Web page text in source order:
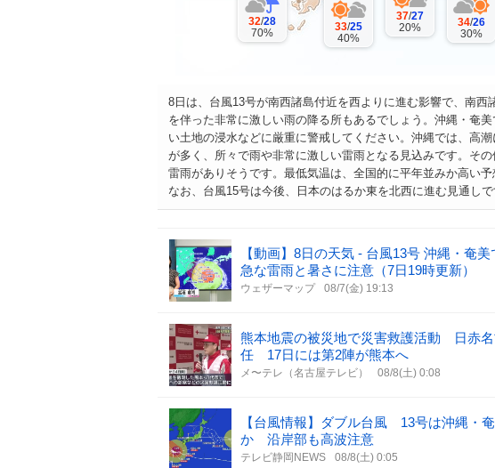
34/26
30%
37/27
20%
33/25
40%
32/28
70%
8日は、台風13号が南西諸島付近を西よりに進む影響で、南
を伴った非常に激しい雨の降る所もあるでしょう。沖縄・奄
い土地の浸水などに厳重に警戒してください。沖縄では、高
が多く、所々で雨や非常に激しい雷雨となる見込みです。そ
雷雨がありそうです。最低気温は、全国的に平年並みか高い予
なお、台風15号は今後、日本のはるか東を北西に進む見通し
【動画】8日の天気 - 台風13号 沖縄・奄
急な雷雨と暑さに注意（7日19時更新）
ウェザーマップ 08/7(金) 19:13
熊本地震の被災地で災害救護活動 日赤
任 17日には第2陣が熊本へ
メ〜テレ（名古屋テレビ） 08/8(土) 0:08
【台風情報】ダブル台風 13号は沖縄・
か 沿岸部も高波注意
テレビ静岡NEWS 08/8(土) 0:05